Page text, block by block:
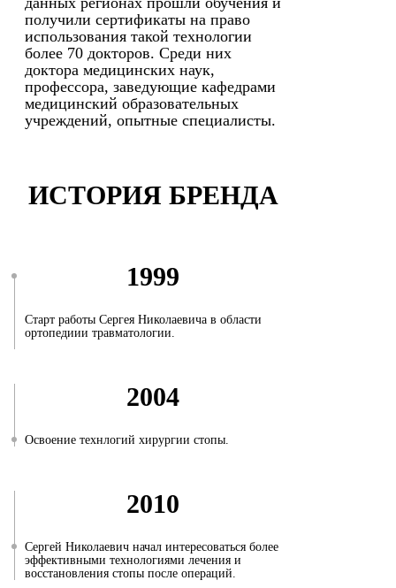
получили сертификаты на право
использования такой технологии
более 70 докторов. Среди них
доктора медицинских наук,
профессора, заведующие кафедрами
медицинский образовательных
учреждений, опытные специалисты.
ИСТОРИЯ БРЕНДА
1999
Старт работы Сергея Николаевича в области
ортопедиии травматологии.
2004
Освоение технлогий хирургии стопы.
2010
Сергей Николаевич начал интересоваться более
эффективными технологиями лечения и
восстановления стопы после операций.